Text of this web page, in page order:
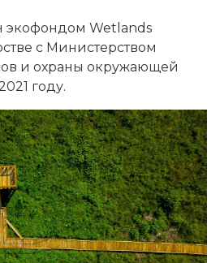
экофондом Wetlands
с Министерством
и охраны окружающей
году.